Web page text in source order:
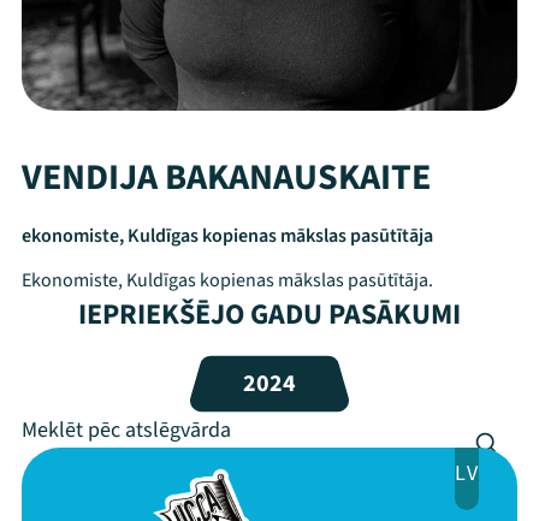
Mana programma
Festivāls
Programma
VENDIJA BAKANAUSKAITE
ekonomiste, Kuldīgas kopienas mākslas pasūtītāja
Ekonomiste, Kuldīgas kopienas mākslas pasūtītāja.
IEPRIEKŠĒJO GADU PASĀKUMI
2024
LV